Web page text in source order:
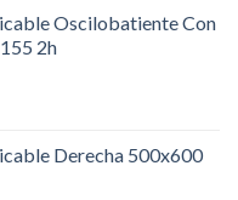
Oscilobatiente Con
2h
Derecha 500x600